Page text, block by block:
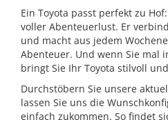
Ein Toyota passt perfekt zu
voller Abenteuerlust. Er
und macht aus jedem
Abenteuer. Und wenn Sie mal
bringt Sie Ihr Toyota stilvoll
Durchstöbern Sie unsere
lassen Sie uns die
einfach zukommen. So findet